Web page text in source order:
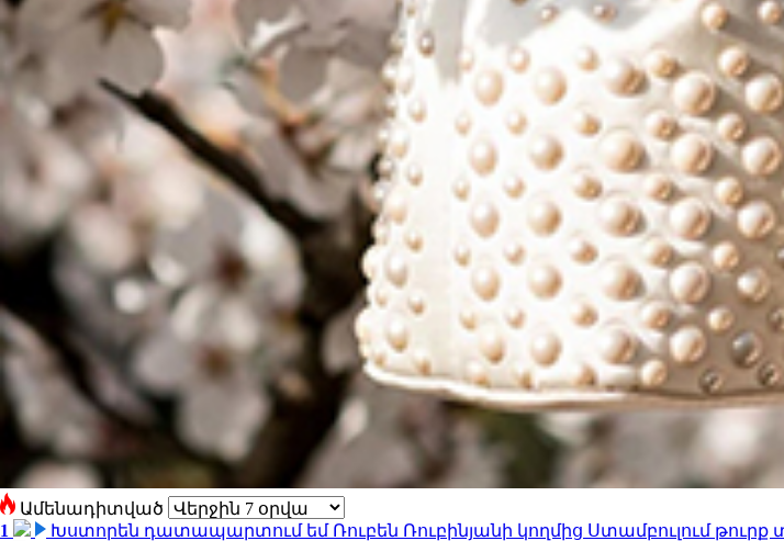
Ամենադիտված
1
Խստորեն դատապարտում եմ Ռուբեն Ռուբինյանի կողմից Ստամբուլում թուրք